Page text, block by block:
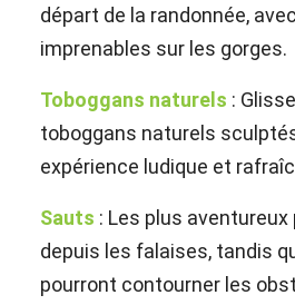
départ de la randonnée,
imprenables sur les gorges.
Toboggans naturels :
toboggans naturels
expérience ludique et
Sauts : Les plus
depuis les falaises, tandis
pourront contourner les